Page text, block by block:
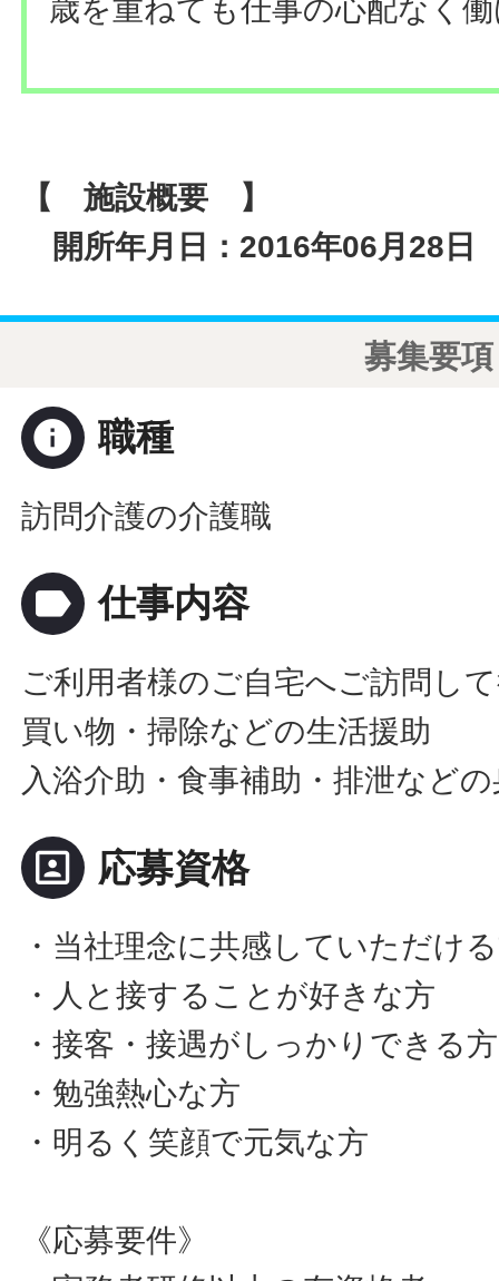
歳を重ねても仕事の心配なく
【 施設概要 】
開所年月日：2016年06月28日
募集要項
info 職種
訪問介護の介護職
label 仕事内容
ご利用者様のご自宅へご訪問し
買い物・掃除などの生活援助
入浴介助・食事補助・排泄など
portrait 応募資格
・当社理念に共感していただけ
・人と接することが好きな方
・接客・接遇がしっかりできる方
・勉強熱心な方
・明るく笑顔で元気な方
《応募要件》